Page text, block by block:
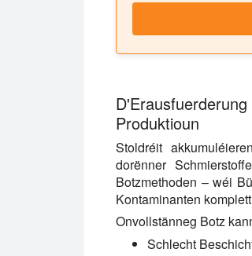
Produktioun
Stoldréit
dorënner
Botzmethoden – wéi
Kontaminanten
Onvollstänneg Botz
Schlecht